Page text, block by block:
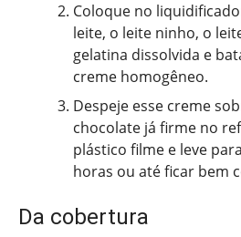
Coloque no
leite, o leite ninho, o
gelatina dissolvida e
creme homogêneo.
Despeje esse creme
chocolate já firme no
plástico filme e leve
horas ou até ficar bem
Da cobertura